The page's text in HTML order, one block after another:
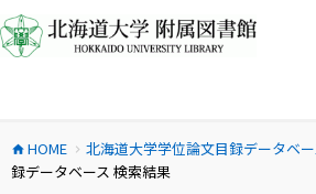
ン
テ
ス
キ
home HOME chevron_right 北海道大学学位論文目録データベー
録データベース 検索結果